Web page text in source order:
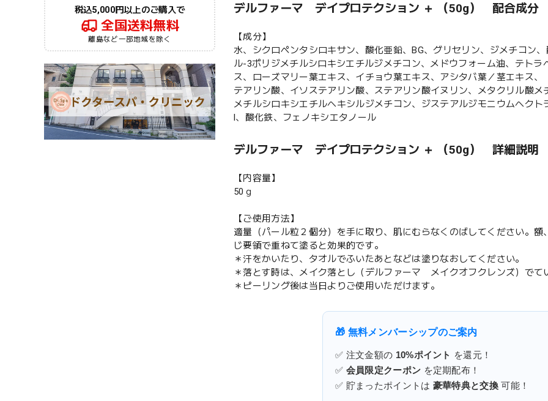
税込5,000円以上のご購入で
全国送料無料
離島など一部地域を除く
デルファーマ デイプロテクション ＋ （50g） 配合成分
【成分】
水、シクロペンタシロキサン、酸化亜鉛、BG、グリセリン、ジメチコン
ル-3ポリジメチルシロキシエチルジメチコン、メドウフォーム油、テト
ス、ローズマリー葉エキス、イチョウ葉エキス、アシタバ葉／茎エキス
テアリン酸、イソステアリン酸、ステアリン酸イヌリン、メタクリル酸
メチルシロキシエチルヘキシルジメチコン、ジステアルジモニウムヘク
l、酸化鉄、フェノキシエタノール
デルファーマ デイプロテクション ＋ （50g） 詳細説明
【内容量】
50ｇ
【ご使用方法】
適量（パール粒２個分）を手に取り、肌にむらなくのばしてください。
じ要領で重ねて塗ると効果的です。
＊汗をかいたり、タオルでふいたあとなどは塗りなおしてください。
＊落とす時は、メイク落とし（デルファーマ メイクオフクレンズ）でて
＊ピーリング後は当日よりご使用いただけます。
🎁 無料メンバーシップのご案内
✅ 注文金額の 10%ポイント
を還元！
✅ 会員限定クーポン を定期配布！
✅ 貯まったポイントは 豪華特典と交換 可能！